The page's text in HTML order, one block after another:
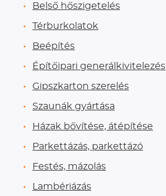
Belső hőszigetelés
Térburkolatok
Beépítés
Építőipari generálkivitelezés
Gipszkarton szerelés
Szaunák gyártása
Házak bővítése, átépítése
Parkettázás, parkettázó
Festés, mázolás
Lambériázás